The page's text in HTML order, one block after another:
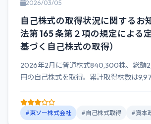
2026/03/05
自己株式の取得状況に関するお
法第 165 条第２項の規定による
基づく自己株式の取得）
2026年2月に普通株式840,300株、総額
円の自己株式を取得。累計取得株数は
#東ソー株式会社 #自己株式取得 #資本